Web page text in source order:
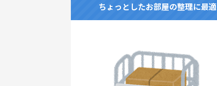
ちょっとしたお部屋の整理に最適